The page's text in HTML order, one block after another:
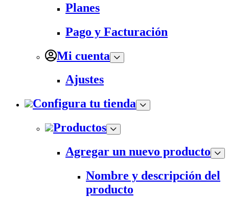
Planes
Pago y Facturación
Mi cuenta
Ajustes
Configura tu tienda
Productos
Agregar un nuevo producto
Nombre y descripción del
producto